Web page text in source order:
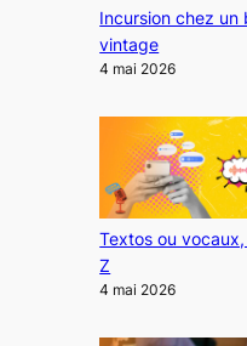
Incursion chez un
vintage
4 mai 2026
Textos ou
Z
4 mai 2026